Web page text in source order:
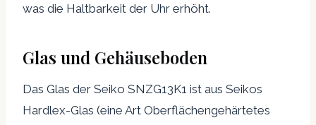
was die Haltbarkeit der Uhr erhöht.
Glas und Gehäuseboden
Das Glas der Seiko SNZG13K1 ist aus Seikos
Hardlex-Glas (eine Art Oberflächengehärtetes